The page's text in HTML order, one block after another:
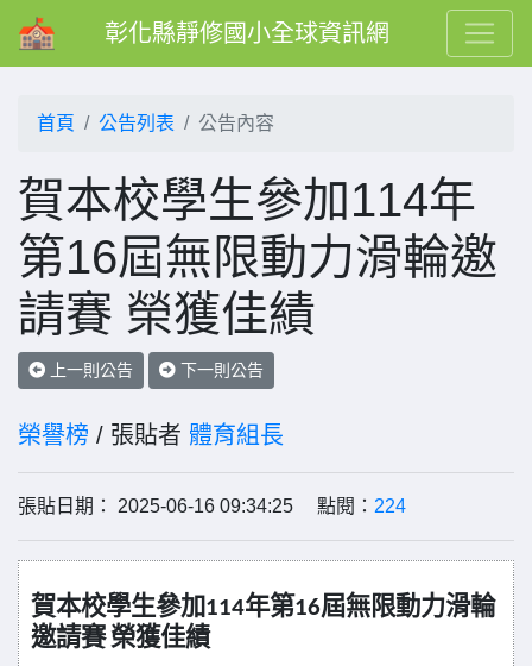
彰化縣靜修國小全球資訊網
首頁 公告列表 公告內容
賀本校學生參加114年
第16屆無限動力滑輪邀
請賽 榮獲佳績
上一則公告 下一則公告
榮譽榜 / 張貼者 體育組長
張貼日期： 2025-06-16 09:34:25 點閱： 224
賀本校學生參加114年第16屆無限動力滑輪
邀請賽榮獲佳績